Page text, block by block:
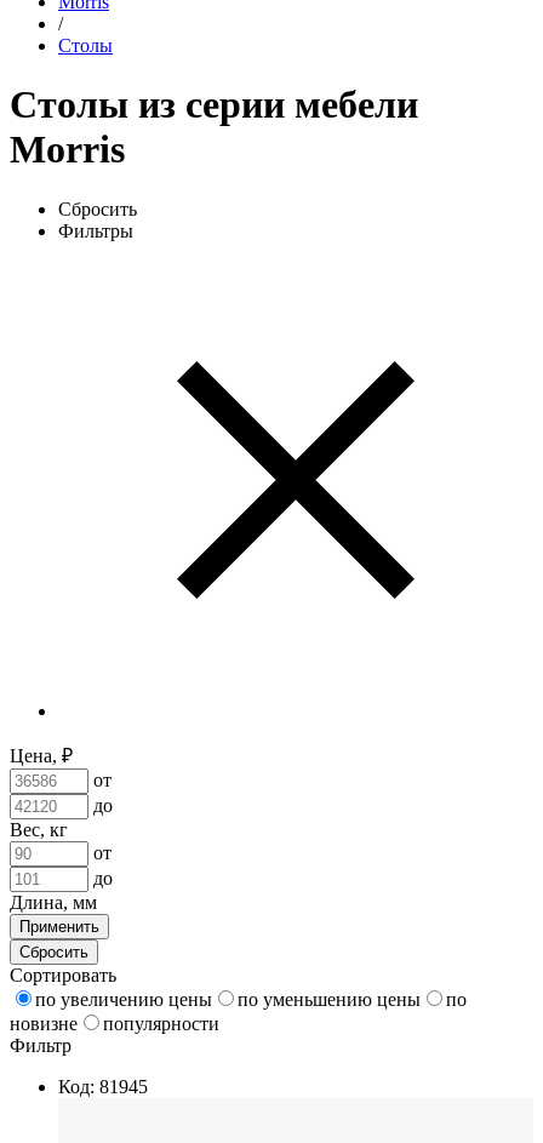
/
Столы
Столы из серии мебели
Morris
Сбросить
Фильтры
Цена, ₽
от
до
Вес, кг
от
до
Длина, мм
Применить
Сбросить
Сортировать
по увеличению цены
по уменьшению цены
по
новизне
популярности
Фильтр
Код: 81945